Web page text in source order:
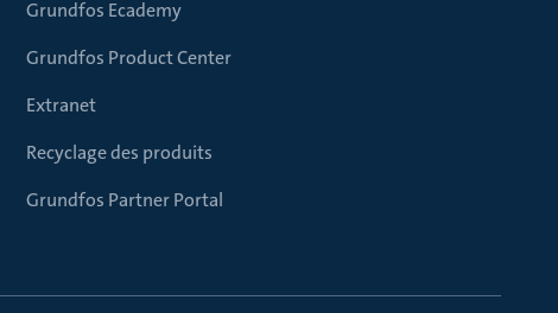
Grundfos Ecademy
Grundfos Product Center
Extranet
Recyclage des produits
Grundfos Partner Portal